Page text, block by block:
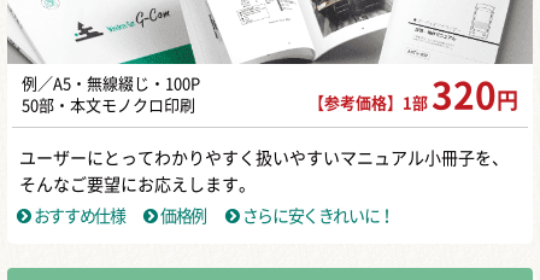
例／A5・無線綴じ・100P
50部・本文モノクロ印刷
【参考価格】1部 320 円
ユーザーにとってわかりやすく扱いやすいマニュアル小冊子を、
そんなご要望にお応えします。
おすすめ仕様
価格例 さらに安くきれいに！